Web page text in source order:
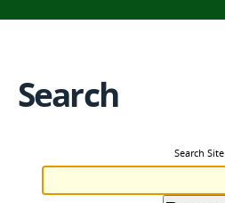
Search
Search Site